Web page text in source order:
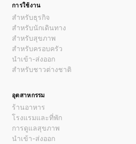
การใช้งาน
สำหรับธุรกิจ
สำหรับนักเดินทาง
สำหรับสุขภาพ
สำหรับครอบครัว
นำเข้า-ส่งออก
สำหรับชาวต่างชาติ
อุตสาหกรรม
ร้านอาหาร
โรงแรมและที่พัก
การดูแลสุขภาพ
นำเข้า-ส่งออก